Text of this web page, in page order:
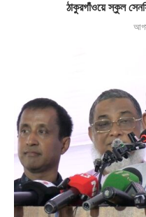
ঠাকুরগাঁওয়ে স্কুল